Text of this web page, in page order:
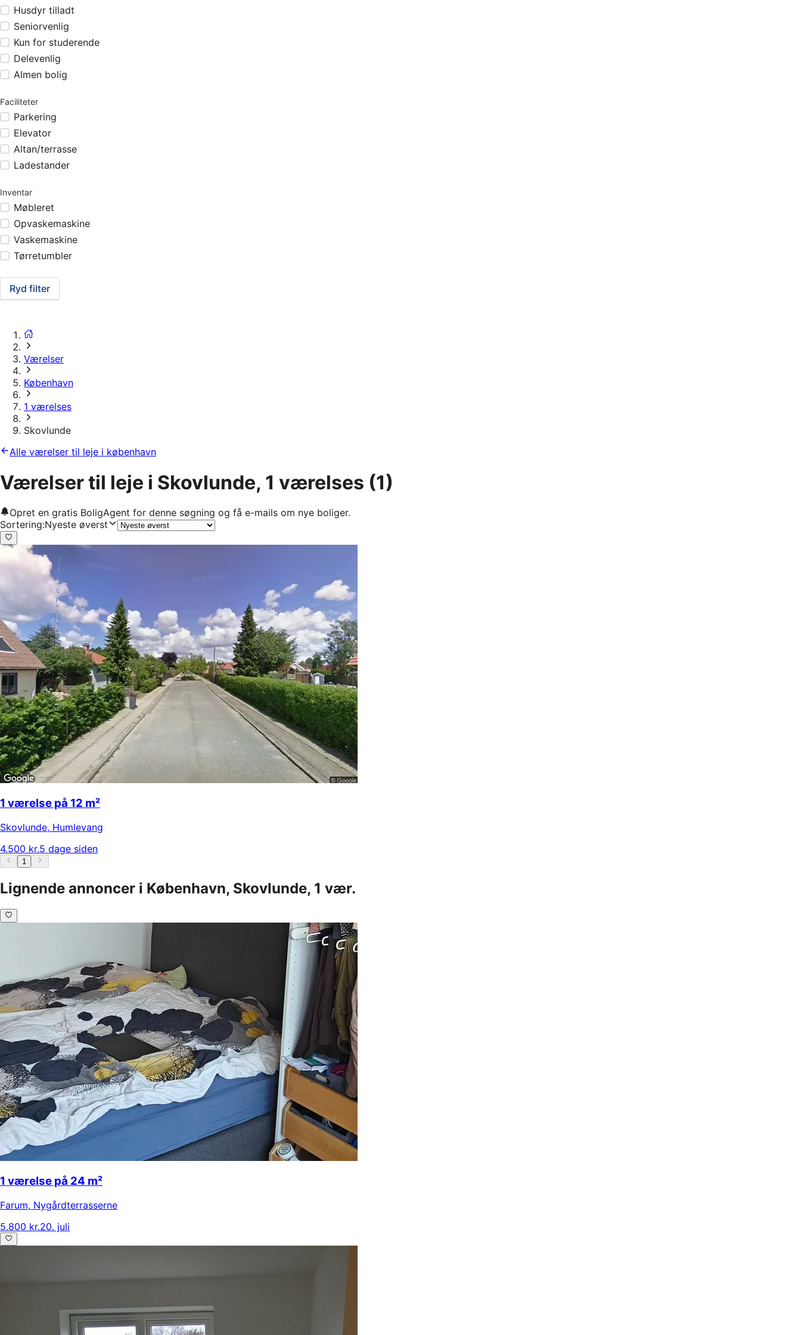
Husdyr tilladt
Seniorvenlig
Kun for studerende
Delevenlig
Almen bolig
Faciliteter
Parkering
Elevator
Altan/terrasse
Ladestander
Inventar
Møbleret
Opvaskemaskine
Vaskemaskine
Tørretumbler
Ryd filter
Værelser
København
1 værelses
Skovlunde
Alle værelser til leje i københavn
Værelser til leje i Skovlunde, 1 værelses (1)
Opret en gratis BoligAgent for denne søgning og få e-mails om nye boliger.
Sortering:Nyeste øverst
1 værelse på 12 m²
Skovlunde, Humlevang
4.500 kr.5 dage siden
1
Lignende annoncer i København, Skovlunde, 1 vær.
1 værelse på 24 m²
Farum, Nygårdterrasserne
5.800 kr.20. juli